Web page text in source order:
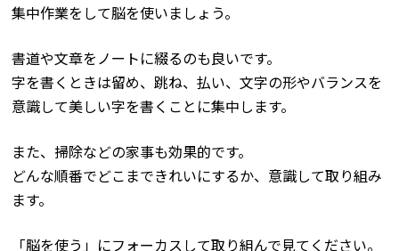
集中作業をして脳を使いましょう。
書道や文章をノートに綴るのも良いです。
字を書くときは留め、跳ね、払い、文字の形やバランスを
意識して美しい字を書くことに集中します。
また、掃除などの家事も効果的です。
どんな順番でどこまできれいにするか、意識して取り組み
ます。
「脳を使う」にフォーカスして取り組んで見てください。